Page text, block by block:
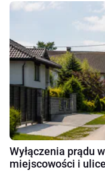
Wyłączenia prądu
miejscowości i ulice